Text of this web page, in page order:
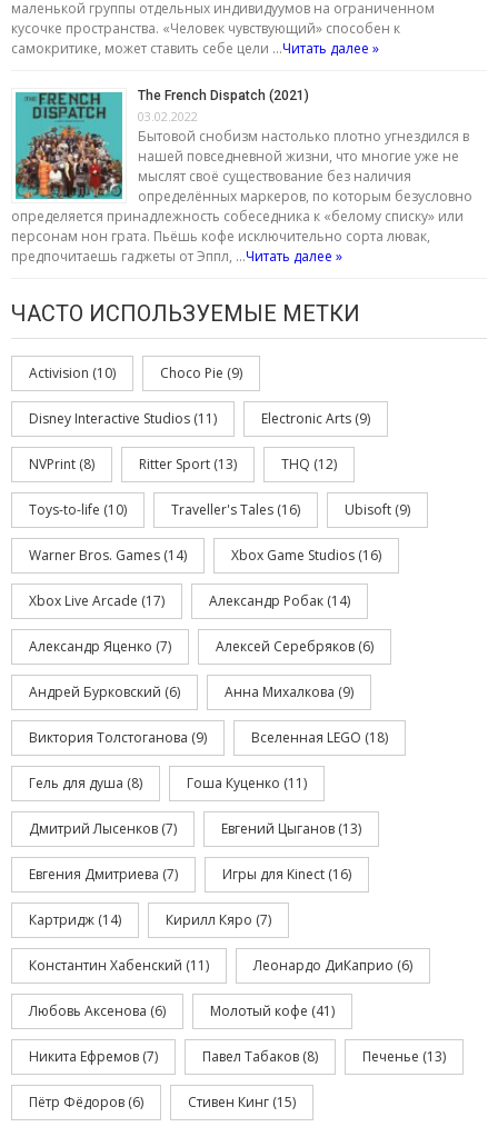
маленькой группы отдельных индивидуумов на ограниченном
кусочке пространства. «Человек чувствующий» способен к
самокритике, может ставить себе цели …Читать далее »
The French Dispatch (2021)
03.02.2022
Бытовой снобизм настолько плотно угнездился в
нашей повседневной жизни, что многие уже не
мыслят своё существование без наличия
определённых маркеров, по которым безусловно
определяется принадлежность собеседника к «белому списку» или
персонам нон грата. Пьёшь кофе исключительно сорта лювак,
предпочитаешь гаджеты от Эппл, …Читать далее »
ЧАСТО ИСПОЛЬЗУЕМЫЕ МЕТКИ
Activision (10) Choco Pie (9)
Disney Interactive Studios (11) Electronic Arts (9)
NVPrint (8) Ritter Sport (13) THQ (12)
Toys-to-life (10) Traveller's Tales (16) Ubisoft (9)
Warner Bros. Games (14) Xbox Game Studios (16)
Xbox Live Arcade (17) Александр Робак (14)
Александр Яценко (7) Алексей Серебряков (6)
Андрей Бурковский (6) Анна Михалкова (9)
Виктория Толстоганова (9) Вселенная LEGO (18)
Гель для душа (8) Гоша Куценко (11)
Дмитрий Лысенков (7) Евгений Цыганов (13)
Евгения Дмитриева (7) Игры для Kinect (16)
Картридж (14) Кирилл Кяро (7)
Константин Хабенский (11) Леонардо ДиКаприо (6)
Любовь Аксенова (6) Молотый кофе (41)
Никита Ефремов (7) Павел Табаков (8) Печенье (13)
Пётр Фёдоров (6) Стивен Кинг (15)